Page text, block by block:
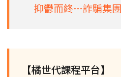
抑鬱而終…詐騙集
【橘世代課程平台】